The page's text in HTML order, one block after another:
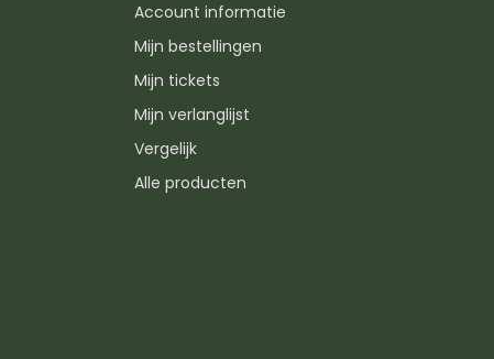
Account informatie
Mijn bestellingen
Mijn tickets
Mijn verlanglijst
Vergelijk
Alle producten